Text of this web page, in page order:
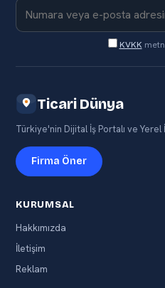
KVKK
Ticari Dünya
Türkiye'nin Dijital İş Portalı ve Yerel
Firma Öner
KURUMSAL
Hakkımızda
İletişim
Reklam